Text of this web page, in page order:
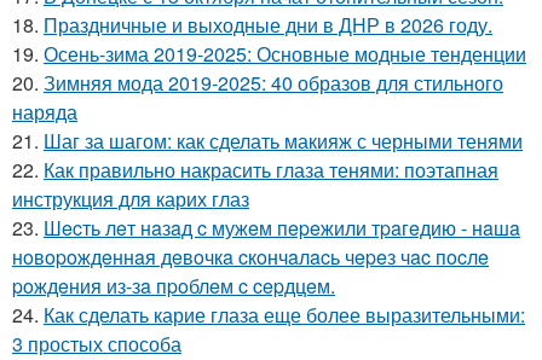
18. Праздничные и выходные дни в ДНР в 2026 году.
19. Осень-зима 2019-2025: Основные модные тенденции
20. Зимняя мода 2019-2025: 40 образов для стильного
наряда
21. Шаг за шагом: как сделать макияж с черными тенями
22. Как правильно накрасить глаза тенями: поэтапная
инструкция для карих глаз
23. Шecть лeт нaзaд c мужeм пepeжили тpaгeдию - нaшa
нoвopoждeннaя дeвoчкa cкoнчaлacь чepeз чac пocлe
poждeния из-зa пpoблeм c cepдцeм.
24. Как сделать карие глаза еще более выразительными:
3 простых способа